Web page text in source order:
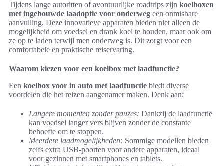
Tijdens lange autoritten of avontuurlijke roadtrips zijn koelboxen
met ingebouwde laadoptie voor onderweg een onmisbare
aanvulling. Deze innovatieve apparaten bieden niet alleen de
mogelijkheid om voedsel en drank koel te houden, maar ook om
ze op te laden terwijl men onderweg is. Dit zorgt voor een
comfortabele en praktische reiservaring.
Waarom kiezen voor een koelbox met laadfunctie?
Een koelbox voor in auto met laadfunctie biedt diverse
voordelen die het reizen aangenamer maken. Denk aan:
Langere momenten zonder pauzes: Dankzij de laadfunctie
kan voedsel langer vers blijven zonder de constante
behoefte om te stoppen.
Meerdere laadmogelijkheden: Sommige modellen bieden
zelfs extra USB-poorten voor andere apparaten, ideaal
voor gezinnen met smartphones en tablets.